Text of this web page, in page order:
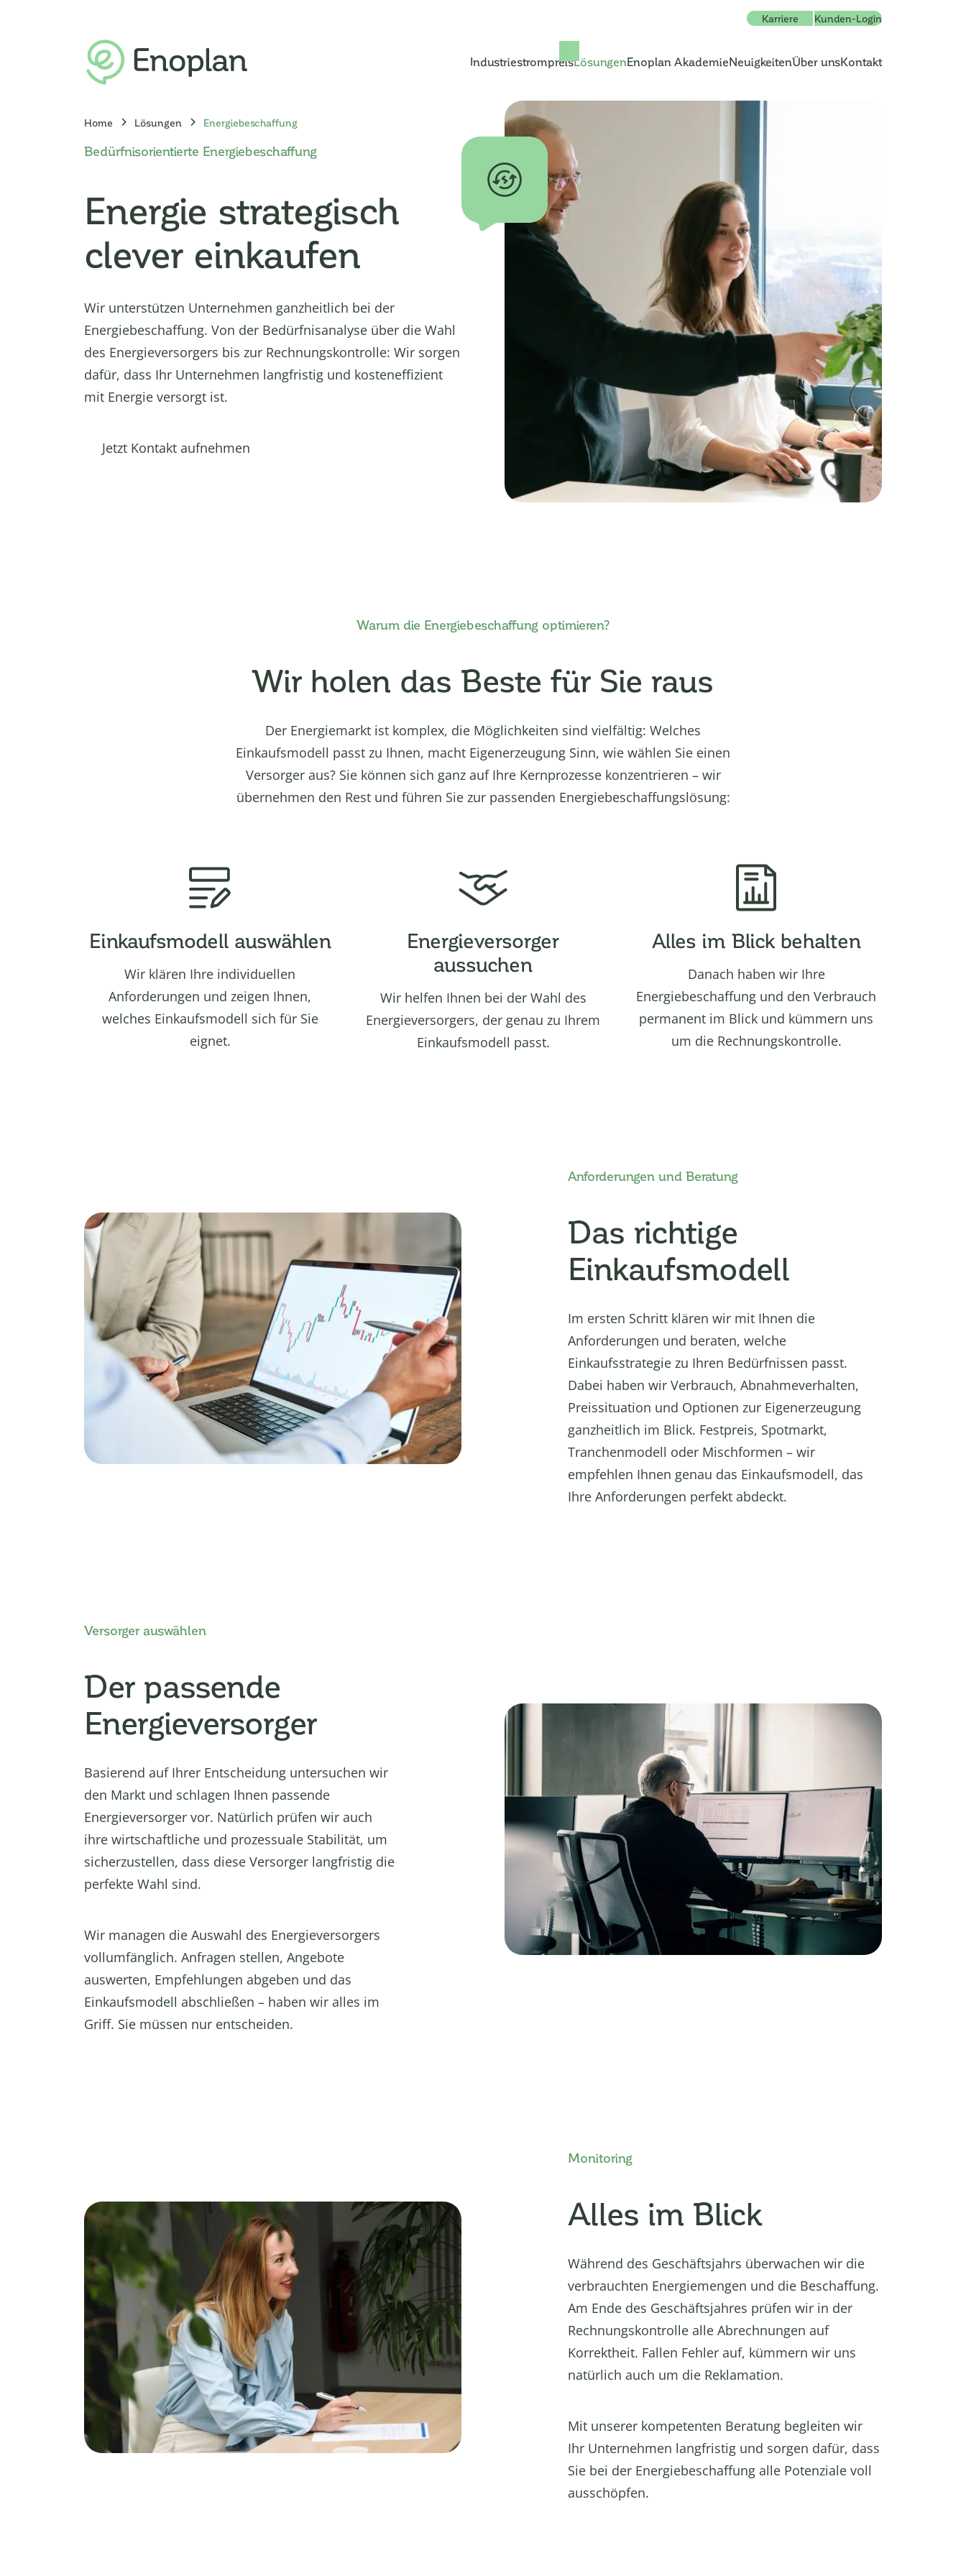
Karriere Kunden-Login
IndustriestrompreisLösungenEnoplan AkademieNeuigkeitenÜber unsKontakt
Bedürfnisorientierte Energiebeschaffung
Energie strategisch
clever einkaufen
Wir unterstützen Unternehmen ganzheitlich bei der
Energiebeschaffung. Von der Bedürfnisanalyse über die Wahl
des Energieversorgers bis zur Rechnungskontrolle: Wir sorgen
dafür, dass Ihr Unternehmen langfristig und kosteneffizient
mit Energie versorgt ist.
Jetzt Kontakt aufnehmen
Home Lösungen Energiebeschaffung
Warum die Energiebeschaffung optimieren?
Wir holen das Beste für Sie raus
Der Energiemarkt ist komplex, die Möglichkeiten sind vielfältig: Welches
Einkaufsmodell passt zu Ihnen, macht Eigenerzeugung Sinn, wie wählen Sie einen
Versorger aus? Sie können sich ganz auf Ihre Kernprozesse konzentrieren – wir
übernehmen den Rest und führen Sie zur passenden Energiebeschaffungslösung:
Einkaufsmodell auswählen
Wir klären Ihre individuellen
Anforderungen und zeigen Ihnen,
welches Einkaufsmodell sich für Sie
eignet.
Energieversorger
aussuchen
Wir helfen Ihnen bei der Wahl des
Energieversorgers, der genau zu Ihrem
Einkaufsmodell passt.
Alles im Blick behalten
Danach haben wir Ihre
Energiebeschaffung und den Verbrauch
permanent im Blick und kümmern uns
um die Rechnungskontrolle.
Anforderungen und Beratung
Das richtige
Einkaufsmodell
Im ersten Schritt klären wir mit Ihnen die
Anforderungen und beraten, welche
Einkaufsstrategie zu Ihren Bedürfnissen passt.
Dabei haben wir Verbrauch, Abnahmeverhalten,
Preissituation und Optionen zur Eigenerzeugung
ganzheitlich im Blick. Festpreis, Spotmarkt,
Tranchenmodell oder Mischformen – wir
empfehlen Ihnen genau das Einkaufsmodell, das
Ihre Anforderungen perfekt abdeckt.
Versorger auswählen
Der passende
Energieversorger
Basierend auf Ihrer Entscheidung untersuchen wir
den Markt und schlagen Ihnen passende
Energieversorger vor. Natürlich prüfen wir auch
ihre wirtschaftliche und prozessuale Stabilität, um
sicherzustellen, dass diese Versorger langfristig die
perfekte Wahl sind.
Wir managen die Auswahl des Energieversorgers
vollumfänglich. Anfragen stellen, Angebote
auswerten, Empfehlungen abgeben und das
Einkaufsmodell abschließen – haben wir alles im
Griff. Sie müssen nur entscheiden.
Monitoring
Alles im Blick
Während des Geschäftsjahrs überwachen wir die
verbrauchten Energiemengen und die Beschaffung.
Am Ende des Geschäftsjahres prüfen wir in der
Rechnungskontrolle alle Abrechnungen auf
Korrektheit. Fallen Fehler auf, kümmern wir uns
natürlich auch um die Reklamation.
Mit unserer kompetenten Beratung begleiten wir
Ihr Unternehmen langfristig und sorgen dafür, dass
Sie bei der Energiebeschaffung alle Potenziale voll
ausschöpfen.